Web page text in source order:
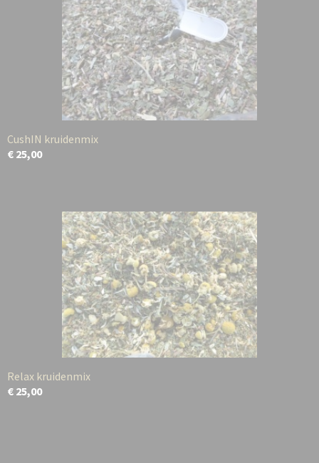
CushIN kruidenmix
€ 25,00
Relax kruidenmix
€ 25,00